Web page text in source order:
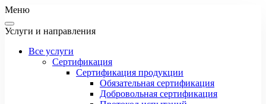
Меню
Услуги и направления
Все услуги
Сертификация
Сертификация продукции
Обязательная сертификация
Добровольная сертификация